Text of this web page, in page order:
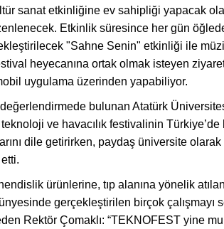
sanat etkinliğine ev sahipliği yapacak
Etkinlik süresince her gün
"Sahne Senin" etkinliği ile
heyecanına ortak olmak isteyen
uygulama üzerinden yapabiliyor.
bulunan Atatürk
ve havacılık festivalinin
dile getirirken, paydaş üniversite
ürünlerine, tıp alanına yönelik
gerçekleştirilen birçok çalışmayı
Rektör Çomaklı: “TEKNOFEST yine